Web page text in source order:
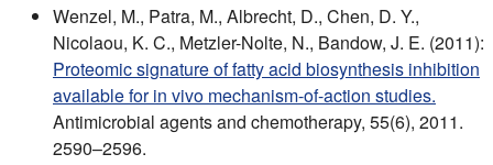
Wenzel, M., Patra, M., Albrecht, D., Chen, D. Y.,
Nicolaou, K. C., Metzler-Nolte, N., Bandow, J. E. (2011):
Proteomic signature of fatty acid biosynthesis inhibition
available for in vivo mechanism-of-action studies.
Antimicrobial agents and chemotherapy, 55(6), 2011.
2590–2596.